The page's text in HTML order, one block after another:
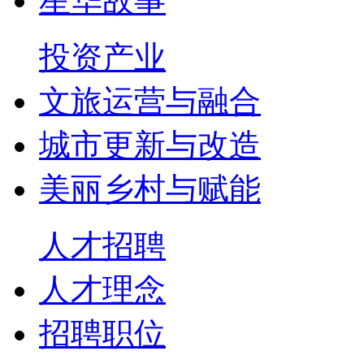
投资产业
文旅运营与融合
城市更新与改造
美丽乡村与赋能
人才招聘
人才理念
招聘职位